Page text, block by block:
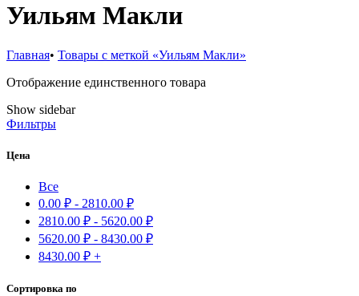
Уильям Макли
Главная• Товары с меткой «Уильям Макли»
Отображение единственного товара
Show sidebar
Фильтры
Цена
Все
0.00 ₽ - 2810.00 ₽
2810.00 ₽ - 5620.00 ₽
5620.00 ₽ - 8430.00 ₽
8430.00 ₽ +
Сортировка по